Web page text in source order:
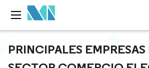
PRINCIPALES EMPRESAS